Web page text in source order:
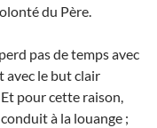
du Père.
pas de temps avec
avec le but clair
pour cette raison,
à la louange ;